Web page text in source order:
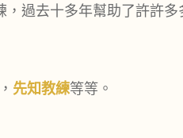
過去十多年幫助了許許多
， 先知教練等等。